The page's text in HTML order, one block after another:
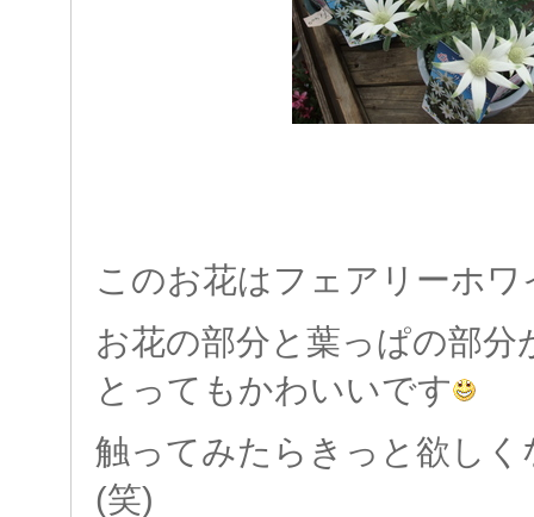
このお花はフェアリーホワ
お花の部分と葉っぱの部
とってもかわいいです
触ってみたらきっと欲し
(笑)